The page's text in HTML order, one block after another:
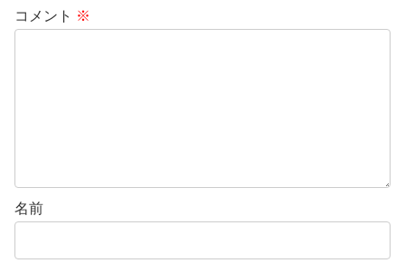
コメント ※
名前